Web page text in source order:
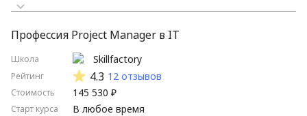
Сначала дорогие
Стартуют скоро
Стартуют нескоро
Профессия Project Manager в IT
Школа
Рейтинг
Стоимость
Старт курса
Skillfactory
4.3 12 отзывов
145 530 ₽
В любое время